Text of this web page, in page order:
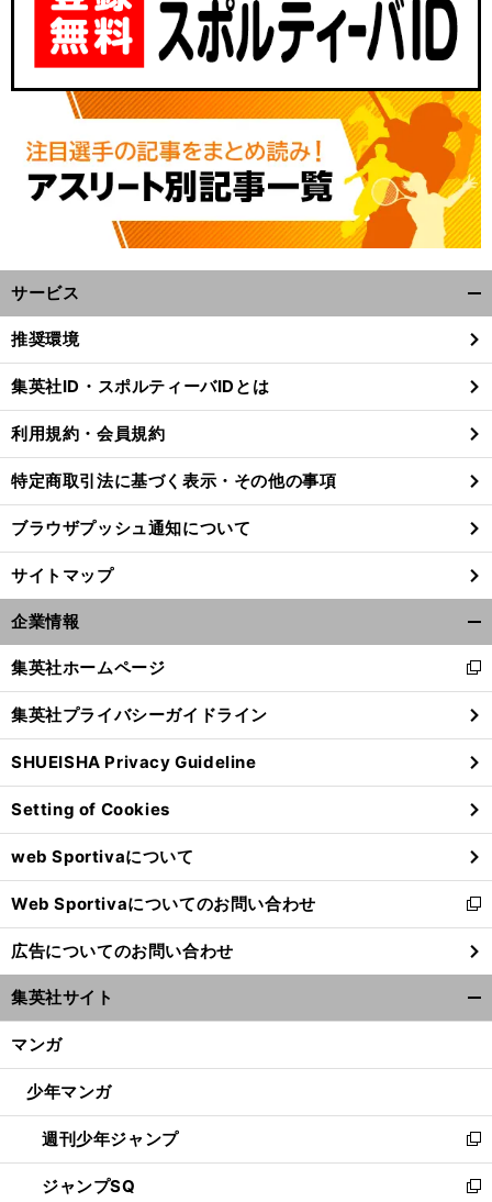
へ
サービス
閉
る
推奨環境
集英社ID・スポルティーバIDとは
利用規約・会員規約
特定商取引法に基づく表示・その他の事項
ブラウザプッシュ通知について
サイトマップ
企業情報
閉
る
集英社ホームページ
新
し
い
ウ
ィ
ン
ド
ウ
で
開
く
集英社プライバシーガイドライン
SHUEISHA Privacy Guideline
Setting of Cookies
web Sportivaについて
Web Sportivaについてのお問い合わせ
新
し
い
ウ
ィ
ン
ウ
開
く
広告についてのお問い合わせ
集英社サイト
マンガ
少年マンガ
週刊少年ジャンプ
新
し
い
ジャンプSQ
新